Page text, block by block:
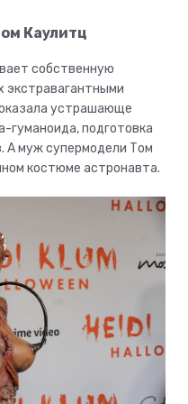
Каулитц
собственную
экстравагантными
устрашающе
гуманоида, подготовка
А муж супермодели Том
костюме астронавта.